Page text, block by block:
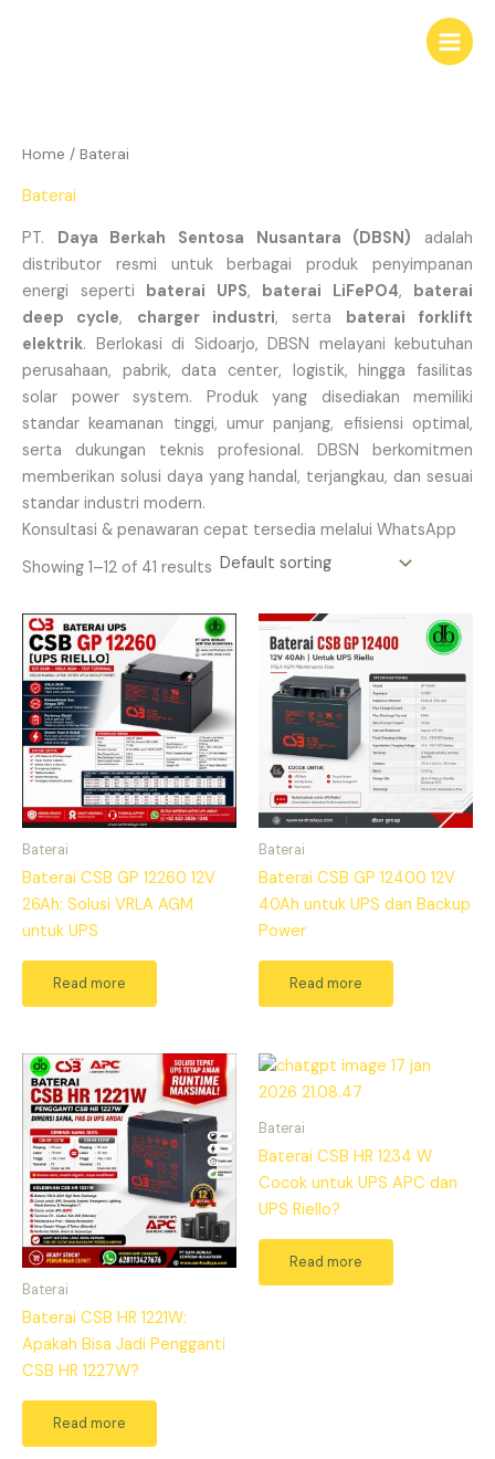
Home / Baterai
Baterai
PT. Daya Berkah Sentosa Nusantara (DBSN) adalah
distributor resmi untuk berbagai produk penyimpanan
energi seperti baterai UPS, baterai LiFePO4, baterai
deep cycle, charger industri, serta baterai forklift
elektrik. Berlokasi di Sidoarjo, DBSN melayani kebutuhan
perusahaan, pabrik, data center, logistik, hingga fasilitas
solar power system. Produk yang disediakan memiliki
standar keamanan tinggi, umur panjang, efisiensi optimal,
serta dukungan teknis profesional. DBSN berkomitmen
memberikan solusi daya yang handal, terjangkau, dan sesuai
standar industri modern.
Konsultasi & penawaran cepat tersedia melalui WhatsApp
Showing 1–12 of 41 results
Baterai
Baterai CSB GP 12260 12V
26Ah: Solusi VRLA AGM
untuk UPS
Read more
Baterai
Baterai CSB GP 12400 12V
40Ah untuk UPS dan Backup
Power
Read more
Baterai
Baterai CSB HR 1221W:
Apakah Bisa Jadi Pengganti
CSB HR 1227W?
Read more
Baterai
Baterai CSB HR 1234 W
Cocok untuk UPS APC dan
UPS Riello?
Read more